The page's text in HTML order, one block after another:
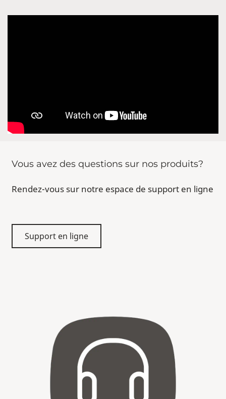
Vous avez des questions sur nos produits?
Rendez-vous sur notre espace de support en ligne
Support en ligne